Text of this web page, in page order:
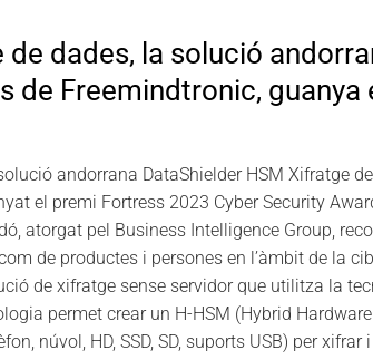
dades, la solució
de Freemindtronic, guanya
andorrana DataShielder HSM Xifratge
el premi Fortress 2023 Cyber Security
atorgat pel Business Intelligence Group,
de productes i persones en l’àmbit de la
de xifratge sense servidor que utilitza la
permet crear un H-HSM (Hybrid
núvol, HD, SSD, SD, suports USB) per xifrar